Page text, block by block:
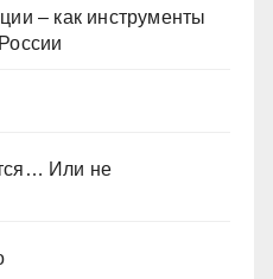
– как инструменты
Или не